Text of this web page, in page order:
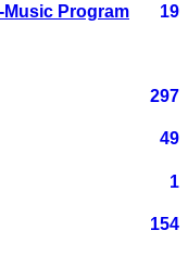
Program 19
297
49
1
154